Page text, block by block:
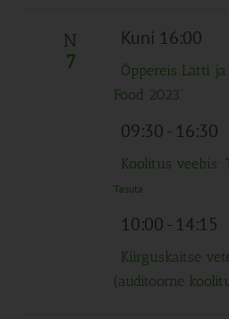
N
7
Kuni 16:00
Õppereis Lätti ja
Food 2023”
09:30- 16:30
Koolitus veebis:
Tasuta
10:00- 14:15
Kiirguskaitse
(auditoorne